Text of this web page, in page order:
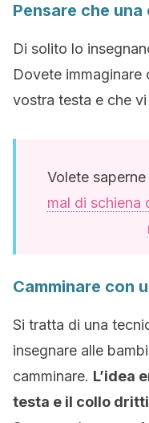
Pensare che
Di solito lo
Dovete immaginare
vostra testa e che vi
Volete
mal di schiena
Camminare con
Si tratta di una
insegnare alle
camminare. L’idea
testa e il collo dritti